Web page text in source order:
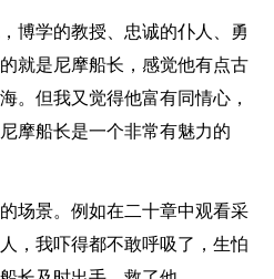
博学的教授、忠诚的仆人、勇
就是尼摩船长，感觉他有点古
。但我又觉得他富有同情心，
摩船长是一个非常有魅力的
场景。例如在二十章中观看采
，我吓得都不敢呼吸了，生怕